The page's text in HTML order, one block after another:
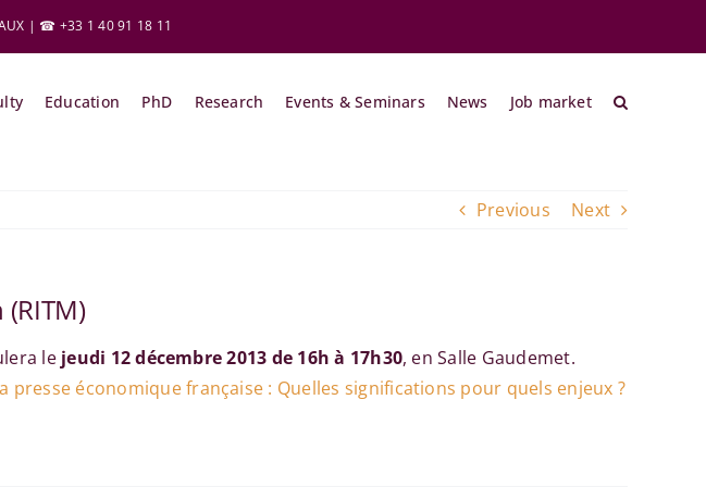
| ☎ +33 1 40 91 18 11
Education PhD Research Events & Seminars News Job market
Previous Next
lejeudi 12 décembre 2013 de 16h à 17h30, en Salle Gaudemet.
presse économique française : Quelles significations pour quels enjeux ?